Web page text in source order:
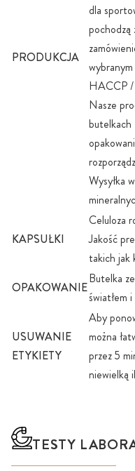
PRODUKCJA
dla
pochodzą
HACCP
Nasze
butelkach
Wysyłka
KAPSUŁKI
Celuloza
Jakość
takich jak
OPAKOWANIE
Butelka
światłem
USUWANIE
ETYKIETY
Aby
można
przez 5
niewielką
TESTY